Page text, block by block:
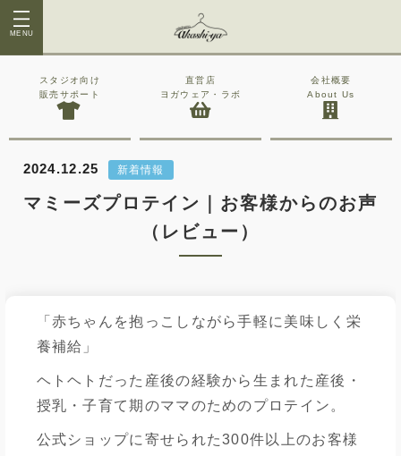
スタジオ向け
販売サポート
直営店
ヨガウェア・ラボ
会社概要
About Us
2024.12.25 新着情報
マミーズプロテイン｜お客様からのお声
（レビュー）
「赤ちゃんを抱っこしながら手軽に美味しく栄
養補給」
ヘトヘトだった産後の経験から生まれた産後・
授乳・子育て期のママのためのプロテイン。
公式ショップに寄せられた300件以上のお客様
MENU